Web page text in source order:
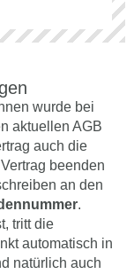
wurde bei
aktuellen AGB
auch die
beenden
an den
.
tritt die
automatisch in
natürlich auch